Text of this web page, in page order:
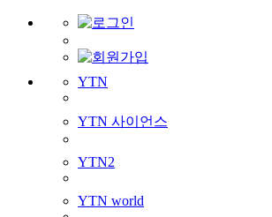
YTN
YTN 사이언스
YTN2
YTN world